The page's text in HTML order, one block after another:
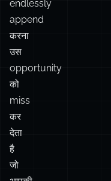
opportunity
को
miss
कर
देता
है
जो
आपकी
team
और
organization